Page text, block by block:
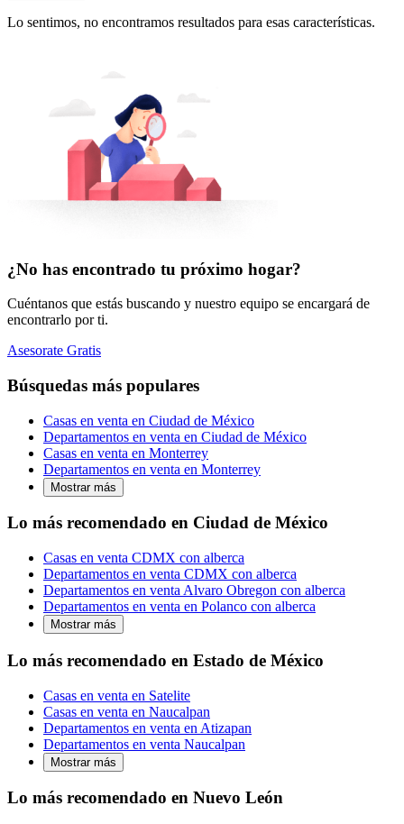
Lo sentimos, no encontramos resultados para esas características.
¿No has encontrado tu próximo hogar?
Cuéntanos que estás buscando y nuestro equipo se encargará de
encontrarlo por ti.
Asesorate Gratis
Búsquedas más populares
Casas en venta en Ciudad de México
Departamentos en venta en Ciudad de México
Casas en venta en Monterrey
Departamentos en venta en Monterrey
Mostrar más
Lo más recomendado en Ciudad de México
Casas en venta CDMX con alberca
Departamentos en venta CDMX con alberca
Departamentos en venta Alvaro Obregon con alberca
Departamentos en venta en Polanco con alberca
Mostrar más
Lo más recomendado en Estado de México
Casas en venta en Satelite
Casas en venta en Naucalpan
Departamentos en venta en Atizapan
Departamentos en venta Naucalpan
Mostrar más
Lo más recomendado en Nuevo León